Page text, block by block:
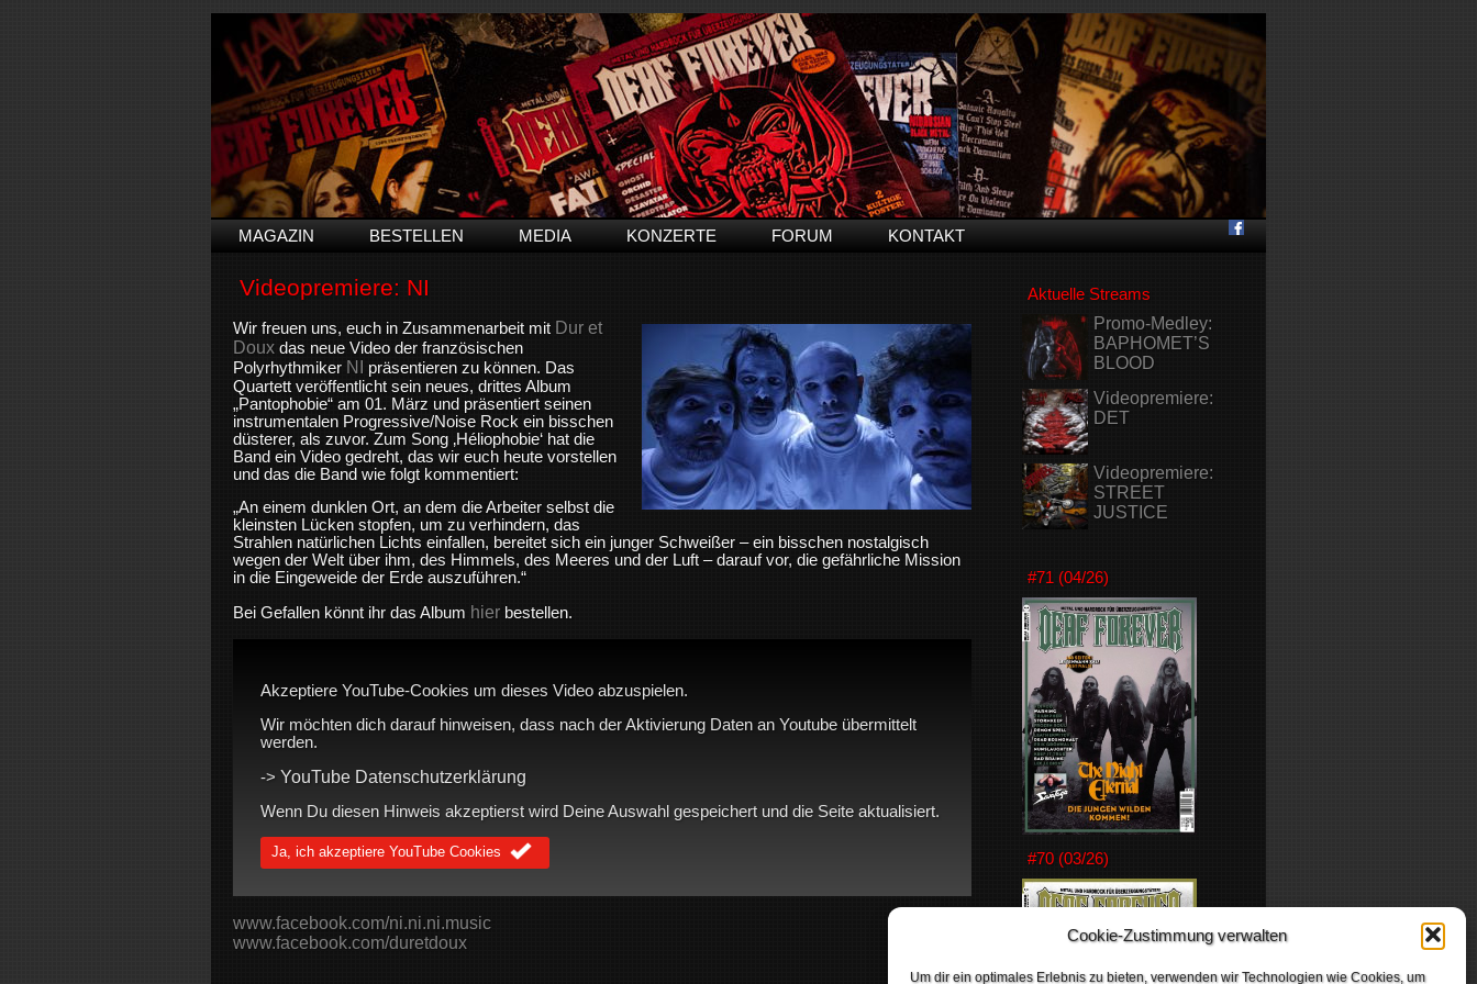
Cookie-Zustimmung verwalten
Um dir ein optimales Erlebnis zu bieten, verwenden wir Technologien wie Cookies, um
MAGAZIN BESTELLEN MEDIA KONZERTE FORUM KONTAKT
Videopremiere: NI
Wir freuen uns, euch in Zusammenarbeit mit Dur et
Doux das neue Video der französischen
Polyrhythmiker NI
präsentieren zu können. Das
Quartett veröffentlicht sein neues, drittes Album
„Pantophobie“ am 01. März und präsentiert seinen
instrumentalen Progressive/Noise Rock ein bisschen
düsterer, als zuvor. Zum Song ‚Héliophobie‘ hat die
Band ein Video gedreht, das wir euch heute vorstellen
und das die Band wie folgt kommentiert:
„An einem dunklen Ort, an dem die Arbeiter selbst die
kleinsten Lücken stopfen, um zu verhindern, das
Strahlen natürlichen Lichts einfallen, bereitet sich ein junger Schweißer – ein bisschen nostalgisch
wegen der Welt über ihm, des Himmels, des Meeres und der Luft – darauf vor, die gefährliche Mission
in die Eingeweide der Erde auszuführen.“
Bei Gefallen könnt ihr das Album hier bestellen.
Akzeptiere YouTube-Cookies um dieses Video abzuspielen.
Wir möchten dich darauf hinweisen, dass nach der Aktivierung Daten an Youtube übermittelt
werden.
-> YouTube Datenschutzerklärung
Wenn Du diesen Hinweis akzeptierst wird Deine Auswahl gespeichert und die Seite aktualisiert.
Ja, ich akzeptiere YouTube Cookies
www.facebook.com/ni.ni.ni.music
www.facebook.com/duretdoux
Aktuelle Streams
Promo-Medley:
BAPHOMET’S
BLOOD
Videopremiere:
DET
Videopremiere:
STREET
JUSTICE
#71 (04/26)
#70 (03/26)